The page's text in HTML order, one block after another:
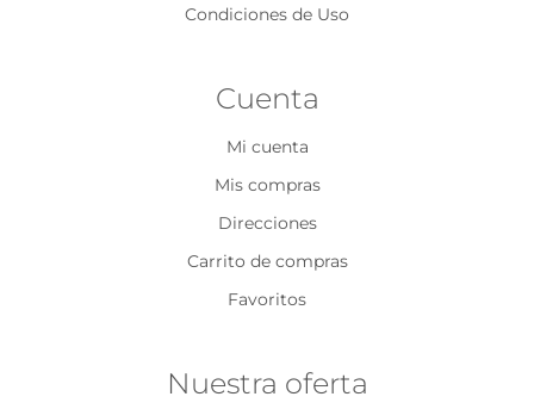
Condiciones de Uso
Cuenta
Mi cuenta
Mis compras
Direcciones
Carrito de compras
Favoritos
Nuestra oferta